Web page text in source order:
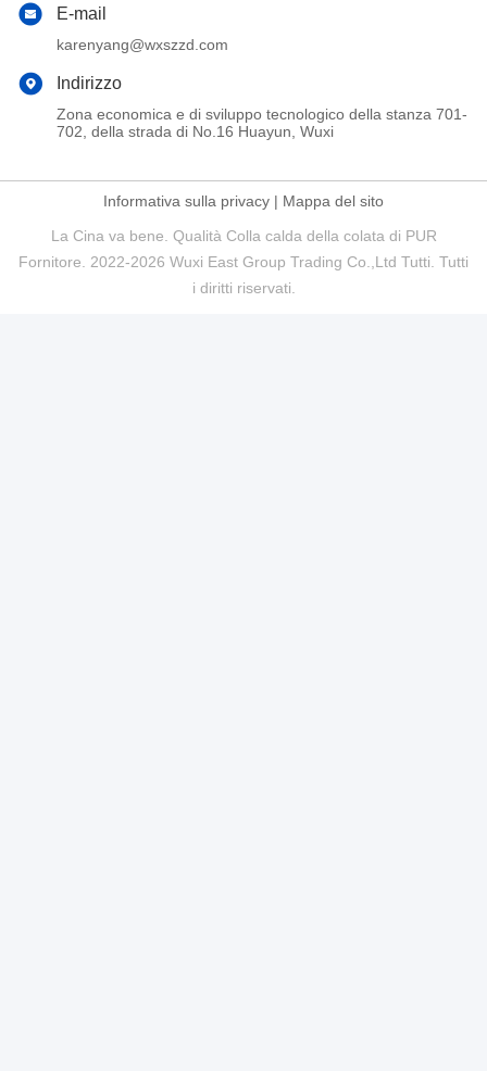
E-mail
karenyang@wxszzd.com
Indirizzo
Zona economica e di sviluppo tecnologico della stanza 701-
702, della strada di No.16 Huayun, Wuxi
Informativa sulla privacy | Mappa del sito
La Cina va bene. Qualità Colla calda della colata di PUR
Fornitore. 2022-2026 Wuxi East Group Trading Co.,Ltd Tutti. Tutti
i diritti riservati.